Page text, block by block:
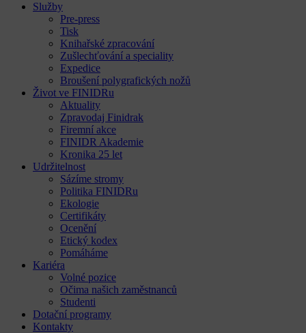
Služby
Pre-press
Tisk
Knihařské zpracování
Zušlechťování a speciality
Expedice
Broušení polygrafických nožů
Život ve FINIDRu
Aktuality
Zpravodaj Finidrak
Firemní akce
FINIDR Akademie
Kronika 25 let
Udržitelnost
Sázíme stromy
Politika FINIDRu
Ekologie
Certifikáty
Ocenění
Etický kodex
Pomáháme
Kariéra
Volné pozice
Očima našich zaměstnanců
Studenti
Dotační programy
Kontakty